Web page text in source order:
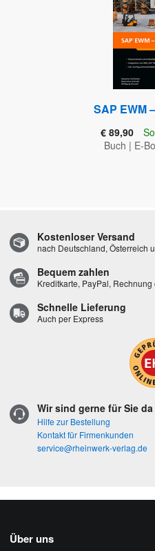
SAP EWM
€ 89,90
Buch | E-
Kostenloser Versand
nach Deutschland, Österreich
Bequem zahlen
Kreditkarte, PayPal,
Schnelle Lieferung
Auch per Express
Wir sind gerne für Sie da
Hilfe zur Bestellung
Kontakt für Firmenkunden
service@rheinwerk-verlag.de
Über uns